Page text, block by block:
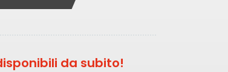
da subito!